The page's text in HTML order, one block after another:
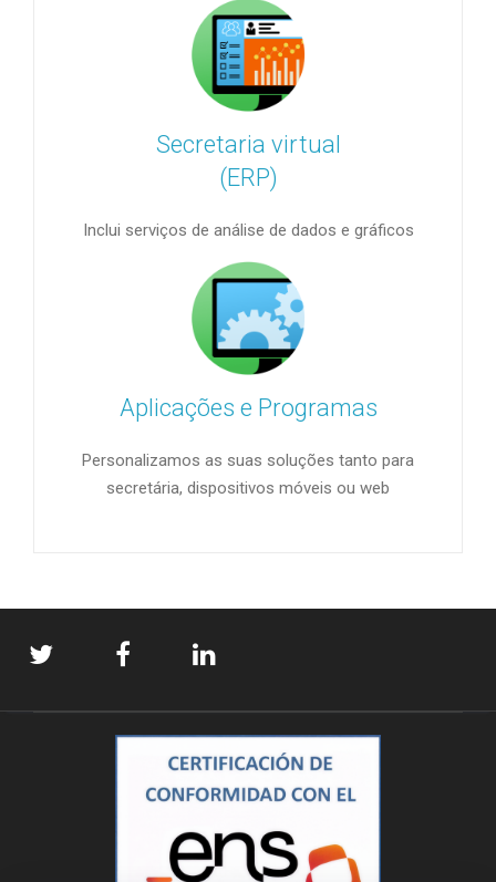
Secretaria virtual
(ERP)
Inclui serviços de análise de dados e gráficos
Aplicações e Programas
Personalizamos as suas soluções tanto para
secretária, dispositivos móveis ou web